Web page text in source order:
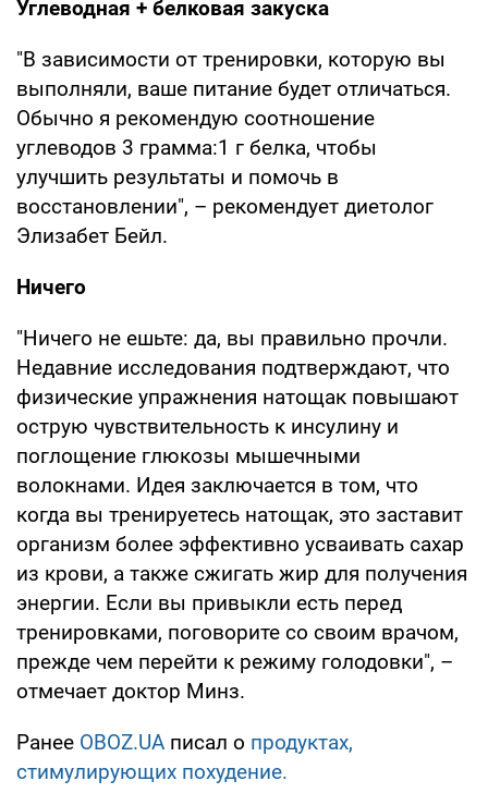
Углеводная + белковая закуска
"В зависимости от тренировки, которую вы
выполняли, ваше питание будет отличаться.
Обычно я рекомендую соотношение
углеводов 3 грамма:1 г белка, чтобы
улучшить результаты и помочь в
восстановлении", – рекомендует диетолог
Элизабет Бейл.
Ничего
"Ничего не ешьте: да, вы правильно прочли.
Недавние исследования подтверждают, что
физические упражнения натощак повышают
острую чувствительность к инсулину и
поглощение глюкозы мышечными
волокнами. Идея заключается в том, что
когда вы тренируетесь натощак, это заставит
организм более эффективно усваивать сахар
из крови, а также сжигать жир для получения
энергии. Если вы привыкли есть перед
тренировками, поговорите со своим врачом,
прежде чем перейти к режиму голодовки", –
отмечает доктор Минз.
Ранее OBOZ.UA писал о продуктах,
стимулирующих похудение.